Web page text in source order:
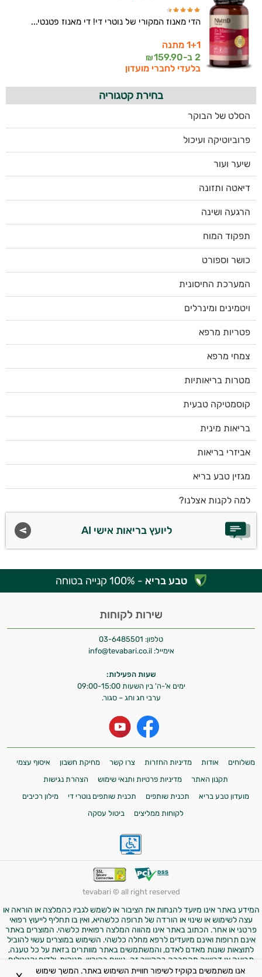
הדי מאנוז המקורי של נוטרי די! די מאנוז פטנטי...
1+1 מתנה
2 ב-
159.90
₪
בלעדי לחברי מועדון
בחירת קטגוריה
הסלט של הבוקר
פרוביוטיקה ועיכול
שיער ועור
דיאטה ותזונה
הרגעה ושינה
תפקוד המוח
כושר וספורט
המערכת החיסונית
ויטמינים ומינרלים
פטריות מרפא
צמחי מרפא
מטרות בריאותיות
קוסמטיקה טבעית
בריאות מינית
אביזרי בריאות
מגזין טבע בריא
למה לקנות אצלנו?
ליועץ בריאות אישי AI
טבע בריא - 100% קנייה בטוחה
שירות לקוחות
טלפון: 03-6485501
אימייל: info@tevabari.co.il
שעות הפעילות:
ימים א'-ה' בין השעות 09:00-15:00
ערבי חג וחג – סגור.
משלוחים אודות מדיניות החזרות צרו קשר מחיקת חשבון
איסוף עצמי
תקנון האתר
מדיניות פרטיות ותנאי שימוש
הצהרת נגישות
מועדון טבע בריא
תכנית שותפים תכנית שותפים נוטרי די
מילון רכיבים
לקוחות ממליצים
ביטול עסקה
tevabari © all right reserved
המידע באתר אינו מיועד להנחות את הציבור או לשמש לגביו כהמלצה או הוראה או
עצה לשימוש או שינוי או הורדה של תרופה כלשהיא, ואין בו תחליף לייעוץ רפואי
פרטני או אחר. הכתוב באתר אינו מהווה המלצה רפואית כלשהי. המוצרים באתר
אינם תרופות ואינם מיועדים לרפא מחלה כלשהי. השימוש במוצרים עשוי להוביל
לתוצאות שונות מאדם לאדם, והמשתמשים באתר מוותרים בזאת על כל טענה,
תביעה או דרישה מהחברה בהקשר זה. נשים בהיריון, מניקות, ילדים והנוטלים
תרופות מרשם – יש להיוועץ ברופא לפני השימוש במוצרים. התמונות באתר הן
אנו משתמשים בקוקיז לשיפור חוויית השימוש באתר. המשך שימוש